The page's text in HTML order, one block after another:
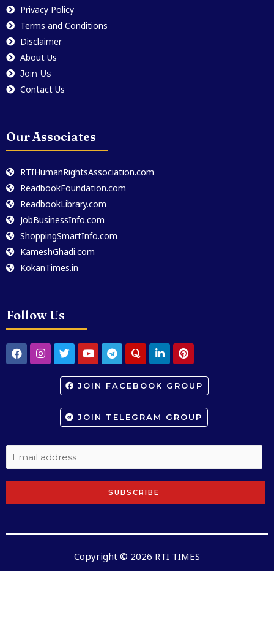
Privacy Policy
Terms and Conditions
Disclaimer
About Us
Join Us
Contact Us
Our Associates
RTIHumanRightsAssociation.com
ReadbookFoundation.com
ReadbookLibrary.com
JobBusinessInfo.com
ShoppingSmartInfo.com
KameshGhadi.com
KokanTimes.in
Follow Us
JOIN FACEBOOK GROUP
JOIN TELEGRAM GROUP
SUBSCRIBE
Copyright © 2026 RTI TIMES